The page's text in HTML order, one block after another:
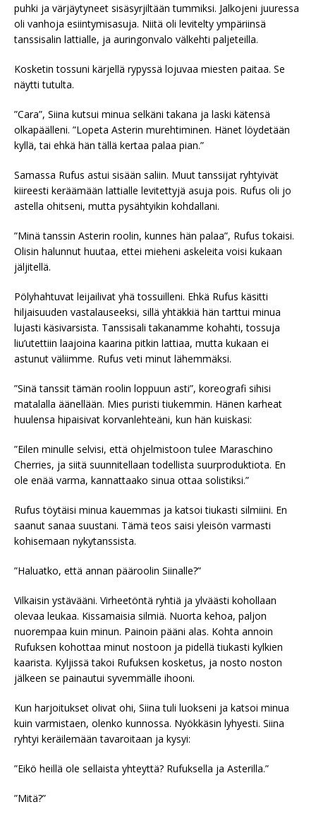
puhki ja värjäytyneet sisäsyrjiltään tummiksi. Jalkojeni juuressa
oli vanhoja esiintymisasuja. Niitä oli levitelty ympäriinsä
tanssisalin lattialle, ja auringonvalo välkehti paljeteilla.
Kosketin tossuni kärjellä rypyssä lojuvaa miesten paitaa. Se
näytti tutulta.
”Cara”, Siina kutsui minua selkäni takana ja laski kätensä
olkapäälleni. ”Lopeta Asterin murehtiminen. Hänet löydetään
kyllä, tai ehkä hän tällä kertaa palaa pian.”
Samassa Rufus astui sisään saliin. Muut tanssijat ryhtyivät
kiireesti keräämään lattialle levitettyjä asuja pois. Rufus oli jo
astella ohitseni, mutta pysähtyikin kohdallani.
”Minä tanssin Asterin roolin, kunnes hän palaa”, Rufus tokaisi.
Olisin halunnut huutaa, ettei mieheni askeleita voisi kukaan
jäljitellä.
Pölyhahtuvat leijailivat yhä tossuilleni. Ehkä Rufus käsitti
hiljaisuuden vastalauseeksi, sillä yhtäkkiä hän tarttui minua
lujasti käsivarsista. Tanssisali takanamme kohahti, tossuja
liu’utettiin laajoina kaarina pitkin lattiaa, mutta kukaan ei
astunut väliimme. Rufus veti minut lähemmäksi.
”Sinä tanssit tämän roolin loppuun asti”, koreografi sihisi
matalalla äänellään. Mies puristi tiukemmin. Hänen karheat
huulensa hipaisivat korvanlehteäni, kun hän kuiskasi:
”Eilen minulle selvisi, että ohjelmistoon tulee Maraschino
Cherries, ja siitä suunnitellaan todellista suurproduktiota. En
ole enää varma, kannattaako sinua ottaa solistiksi.”
Rufus töytäisi minua kauemmas ja katsoi tiukasti silmiini. En
saanut sanaa suustani. Tämä teos saisi yleisön varmasti
kohisemaan nykytanssista.
”Haluatko, että annan pääroolin Siinalle?”
Vilkaisin ystävääni. Virheetöntä ryhtiä ja ylväästi kohollaan
olevaa leukaa. Kissamaisia silmiä. Nuorta kehoa, paljon
nuorempaa kuin minun. Painoin pääni alas. Kohta annoin
Rufuksen kohottaa minut nostoon ja pidellä tiukasti kylkien
kaarista. Kyljissä takoi Rufuksen kosketus, ja nosto noston
jälkeen se painautui syvemmälle ihooni.
Kun harjoitukset olivat ohi, Siina tuli luokseni ja katsoi minua
kuin varmistaen, olenko kunnossa. Nyökkäsin lyhyesti. Siina
ryhtyi keräilemään tavaroitaan ja kysyi:
”Eikö heillä ole sellaista yhteyttä? Rufuksella ja Asterilla.”
”Mitä?”